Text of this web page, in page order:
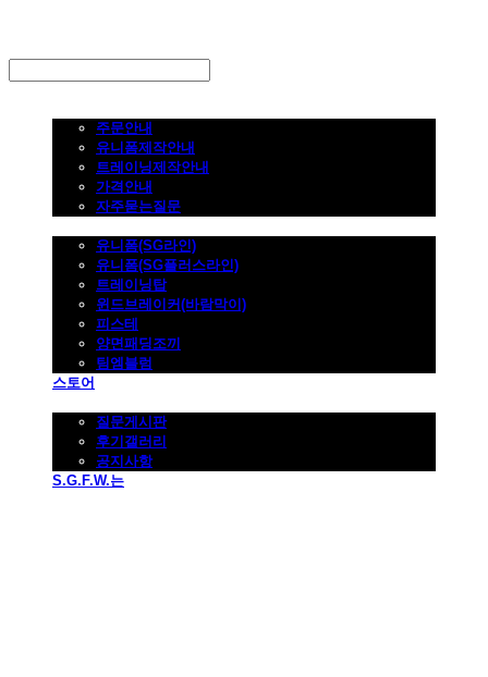
주문안내
유니폼제작안내
트레이닝제작안내
가격안내
자주묻는질문
유니폼(SG라인)
유니폼(SG플러스라인)
트레이닝탑
윈드브레이커(바람막이)
피스테
양면패딩조끼
팀엠블럼
스토어
질문게시판
후기갤러리
공지사항
S.G.F.W.는